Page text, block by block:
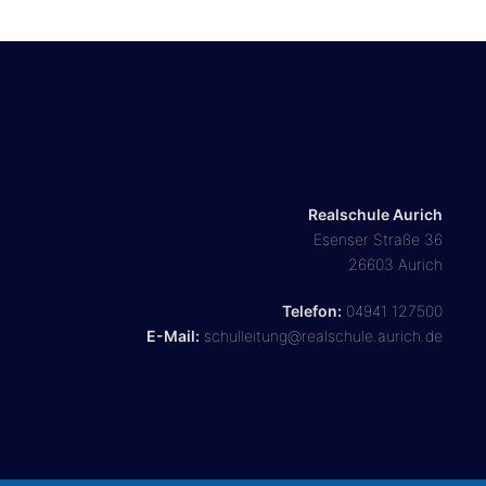
Realschule Aurich
Esenser Straße 36
26603 Aurich
Telefon: 04941 127500
E-Mail: schulleitung@realschule.aurich.de